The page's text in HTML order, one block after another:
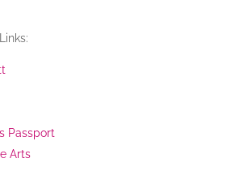
Passport
Arts